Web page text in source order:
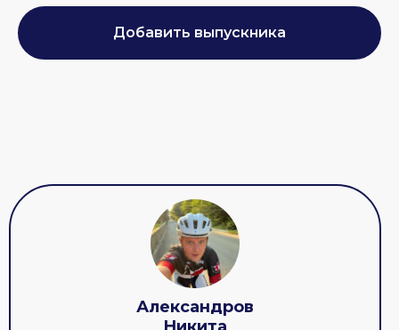
Добавить выпускника
Александров
Никита